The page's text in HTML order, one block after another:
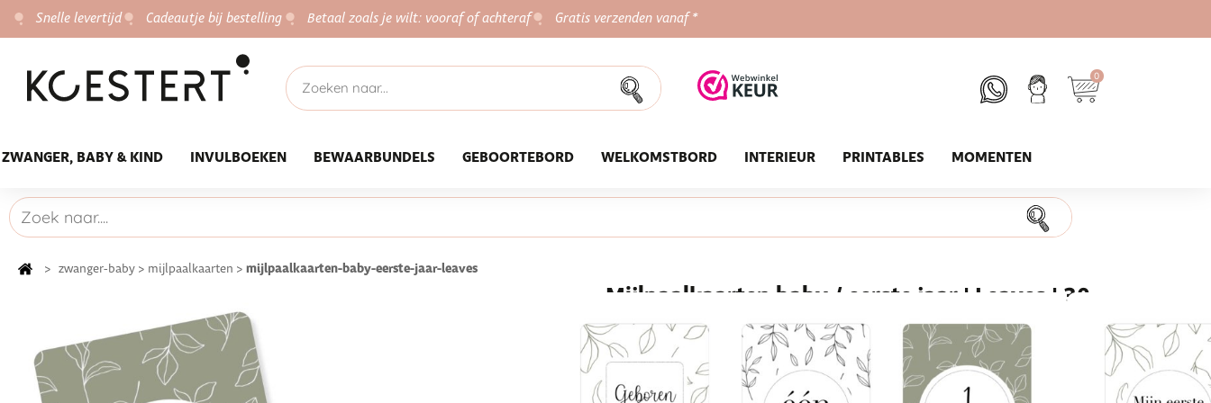
Snelle levertijd Cadeautje bij bestelling Betaal zoals je wilt: vooraf of achteraf Gratis verzenden vanaf *
0
ZWANGER, BABY & KIND INVULBOEKEN BEWAARBUNDELS GEBOORTEBORD WELKOMSTBORD INTERIEUR PRINTABLES MOMENTEN
> zwanger-baby > mijlpaalkaarten > mijlpaalkaarten-baby-eerste-jaar-leaves
Mijlpaalkaarten baby / eerste jaar | Leaves | 30
kaarten
Wauw, mijn baby rolt zich voor het eerst om! Of; Yes, vandaag werd het eerste
woordje gezegd! Dit zijn stuk voor stuk mijlpalen van je baby die je graag wilt